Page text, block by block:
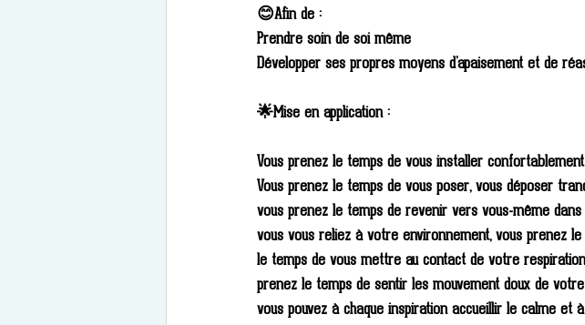
😊Afin de :
Prendre soin de soi même
Développer ses propres moyens d’apaisement et de
🌟Mise en application :
Vous prenez le temps de vous installer confortablement
Vous prenez le temps de vous poser, vous déposer
vous prenez le temps de revenir vers vous-même
vous vous reliez à votre environnement, vous prenez
le temps de vous mettre au contact de votre respiration
prenez le temps de sentir les mouvement doux de
vous pouvez à chaque inspiration accueillir le calme et